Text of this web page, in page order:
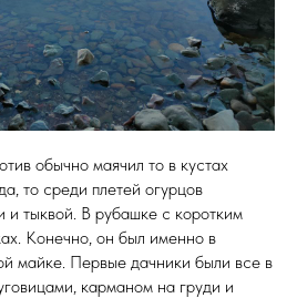
обычно маячил то в кустах
то среди плетей огурцов
и тыквой. В рубашке с коротким
Конечно, он был именно в
майке. Первые дачники были все в
карманом на груди и